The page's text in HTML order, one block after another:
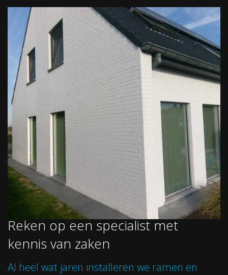
Reken op een specialist met
kennis van zaken
Al heel wat jaren installeren we ramen en